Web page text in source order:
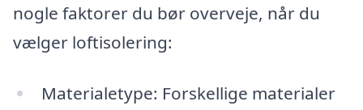
nogle faktorer du bør overveje, når du
vælger loftisolering:
Materialetype: Forskellige materialer